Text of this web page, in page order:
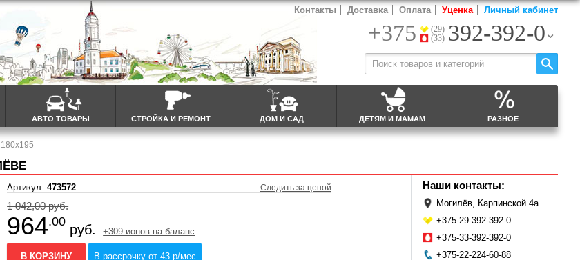
АВТО ТОВАРЫ СТРОЙКА И РЕМОНТ ДОМ И САД ДЕТЯМ И МАМАМ РАЗНОЕ
Контакты Доставка Оплата Уценка Личный кабинет
+375
(29)
(33) 392-392-0
Артикул:473572 Следить за ценой
1 042,00 руб.
964.00
руб. +309 ионов на баланс
В КОРЗИНУ В рассрочку от 43 р/мес
Наши контакты:
Могилёв, Карпинской 4а
+375-29-392-392-0
+375-33-392-392-0
+375-22-224-60-88